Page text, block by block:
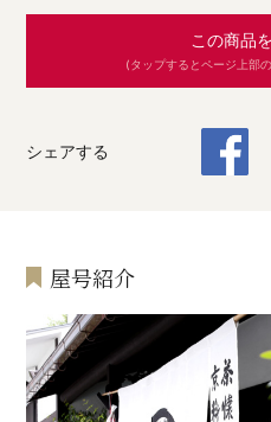
この商品
(タップするとページ上部
シェアする
屋号紹介